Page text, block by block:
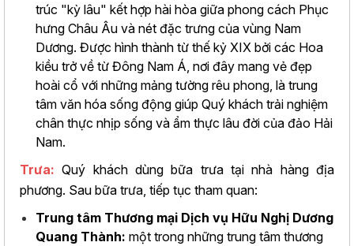
trúc "kỳ lâu" kết hợp hài hòa giữa phong cách Phục
hưng Châu Âu và nét đặc trưng của vùng Nam
Dương. Được hình thành từ thế kỷ XIX bởi các Hoa
kiều trở về từ Đông Nam Á, nơi đây mang vẻ đẹp
hoài cổ với những mảng tường rêu phong, là trung
tâm văn hóa sống động giúp Quý khách trải nghiệm
chân thực nhịp sống và ẩm thực lâu đời của đảo Hải
Nam.
Trưa:Quý khách dùng bữa trưa tại nhà hàng địa
phương. Sau bữa trưa, tiếp tục tham quan:
Trung tâm Thương mại Dịch vụ Hữu Nghị Dương
Quang Thành:một trong những trung tâm thương